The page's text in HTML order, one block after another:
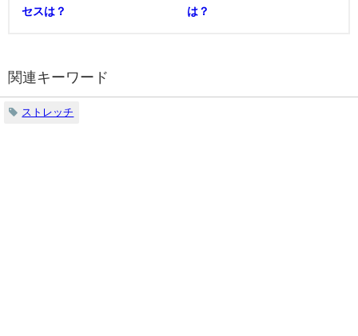
セスは？
は？
関連キーワード
ストレッチ